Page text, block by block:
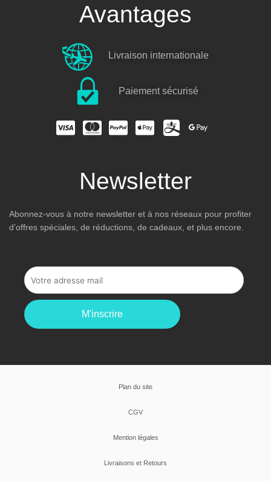
Avantages
Livraison internationale
Paiement sécurisé
Newsletter
Abonnez-vous à notre newsletter et à nos réseaux pour profiter
d’offres spéciales, de réductions, de cadeaux, et plus encore.
M'inscrire
Plan du site
CGV
Mention légales
Livraisons et Retours